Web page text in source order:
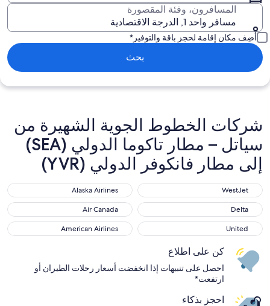
المسافرون، وفئة المقصورة
مسافر واحد 1, الدرجة الاقتصادية
أضِف مكان إقامة لحجز باقة والتوفير*
بحث
شركات الخطوط الجوية الشهيرة من
سياتل – مطار تاكوما الدولي (SEA)
إلى مطار فانكوفر الدولي (YVR)
WestJet
WestJet
Alaska Airlines
Alaska Airlines
DeltaDelta
Air Canada
Air Canada
United
United
American Airlines
American Airlines
كن على اطلاع
احصل على تنبيهات إذا انخفضت أسعار رحلات الطيران أو
ارتفعت*
احجز بذكاء